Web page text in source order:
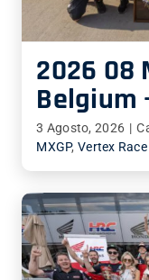
2026 08
Belgium
3 Agosto, 2026 |
MXGP, Vertex Race